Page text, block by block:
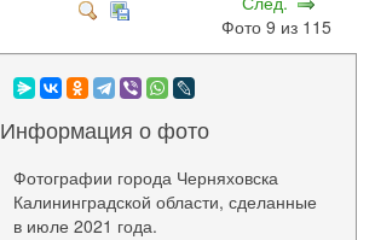
Фото 9 из 115
Информация о фото
Фотографии города Черняховска
Калининградской области, сделанные
в июле 2021 года.